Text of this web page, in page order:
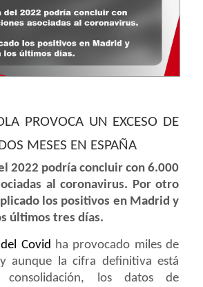
PROVOCA UN EXCESO DE
MESES EN ESPAÑA
2022 podría concluir con 6.000
al coronavirus. Por otro
los positivos en Madrid y
últimos tres días.
Covid ha provocado miles de
aunque la cifra definitiva está
consolidación, los datos de